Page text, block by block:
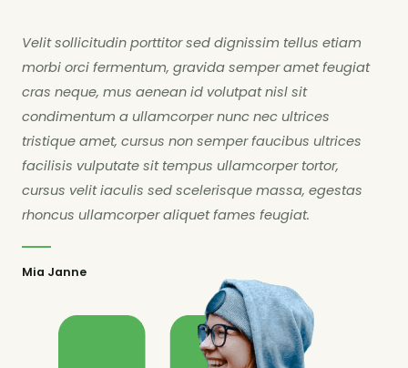
Velit sollicitudin porttitor sed dignissim tellus etiam
morbi orci fermentum, gravida semper amet feugiat
cras neque, mus aenean id volutpat nisl sit
condimentum a ullamcorper nunc nec ultrices
tristique amet, cursus non semper faucibus ultrices
facilisis vulputate sit tempus ullamcorper tortor,
cursus velit iaculis sed scelerisque massa, egestas
rhoncus ullamcorper aliquet fames feugiat.
Mia Janne